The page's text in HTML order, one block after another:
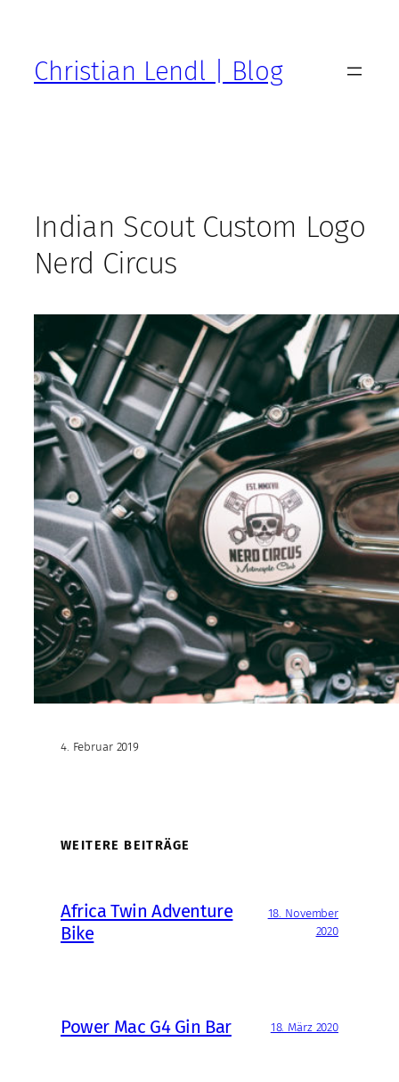
Christian Lendl | Blog
Indian Scout Custom Logo
Nerd Circus
4. Februar 2019
WEITERE BEITRÄGE
Africa Twin Adventure
Bike
18. November
2020
Power Mac G4 Gin Bar 18. März 2020